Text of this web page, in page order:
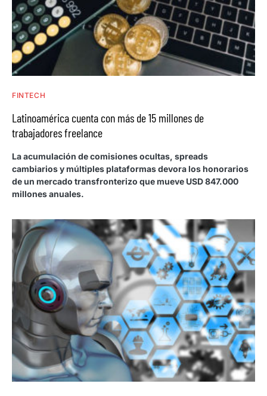
FINTECH
Latinoamérica cuenta con más de 15 millones de
trabajadores freelance
La acumulación de comisiones ocultas, spreads
cambiarios y múltiples plataformas devora los honorarios
de un mercado transfronterizo que mueve USD 847.000
millones anuales.